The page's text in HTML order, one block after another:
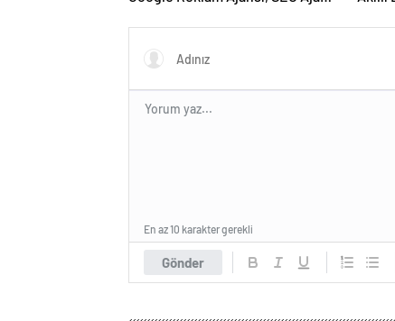
Gönder
En az 10 karakter gerekli